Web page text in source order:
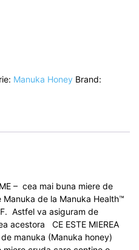
Manuka Honey Brand:
– cea mai buna miere de
de la Manuka Health™
Astfel va asiguram de
acestora CE ESTE MIEREA
manuka (Manuka honey)